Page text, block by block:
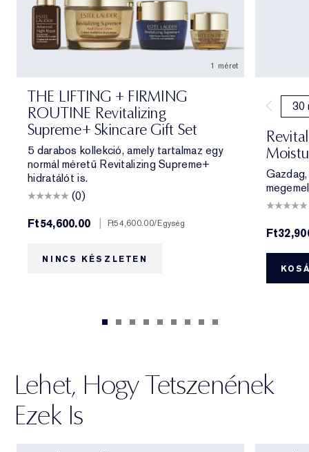
1 méret
THE LIFTING + FIRMING
ROUTINE Revitalizing
Supreme+ Skincare Gift Set
5 darabos kollekció, amely tartalmaz egy
normál méretű Revitalizing Supreme+
hidratálót is.
(0)
Ft54,600.00
| Ft54,600.00/Egység
NINCS KÉSZLETEN
30
Lehet, Hogy Tetszenének
Ezek Is